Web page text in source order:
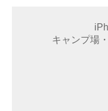
キャンプ場